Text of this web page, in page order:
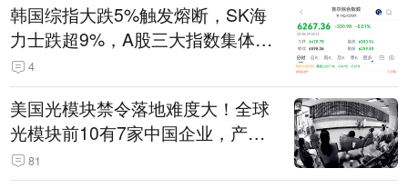
韩国综指大跌5%触发熔断，SK海
力士跌超9%，A股三大指数集体低
开 4
美国光模块禁令落地难度大！全球
光模块前10有7家中国企业，产业
界人士：想“脱钩”并不容易
81